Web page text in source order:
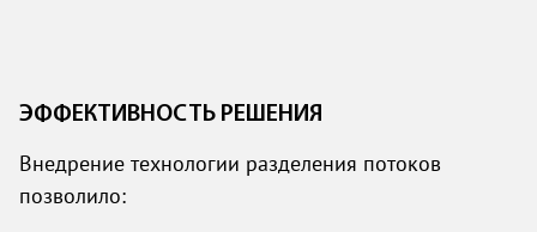
ЭФФЕКТИВНОСТЬ РЕШЕНИЯ
Внедрение технологии разделения потоков
позволило: